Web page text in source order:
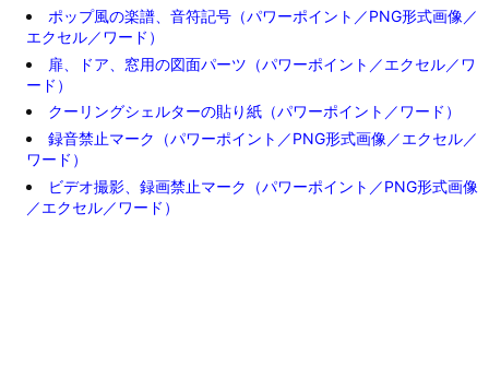
ポップ風の楽譜、音符記号（パワーポイント／PNG形式画像／
エクセル／ワード）
扉、ドア、窓用の図面パーツ（パワーポイント／エクセル／ワ
ード）
クーリングシェルターの貼り紙（パワーポイント／ワード）
録音禁止マーク（パワーポイント／PNG形式画像／エクセル／
ワード）
ビデオ撮影、録画禁止マーク（パワーポイント／PNG形式画像
／エクセル／ワード）